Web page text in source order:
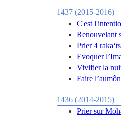
1437 (2015-2016)
C'est
Renouvelant
Prier 4
Evoquer
Vivifier la
Faire
1436 (2014-2015)
Prier sur